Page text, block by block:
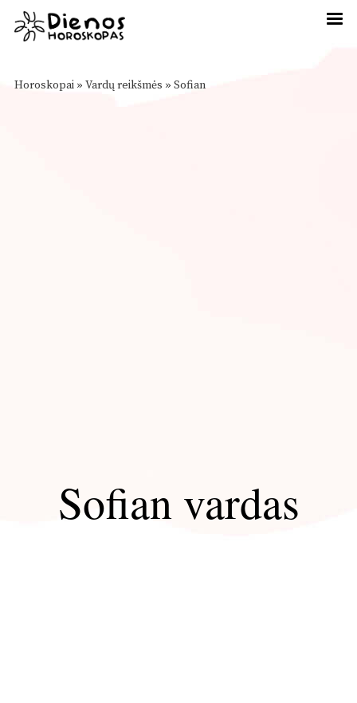
Horoskopai » Vardų reikšmės » Sofian
Sofian vardas